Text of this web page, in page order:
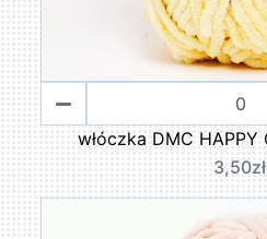
włóczka DMC HAPPY
3,50zł